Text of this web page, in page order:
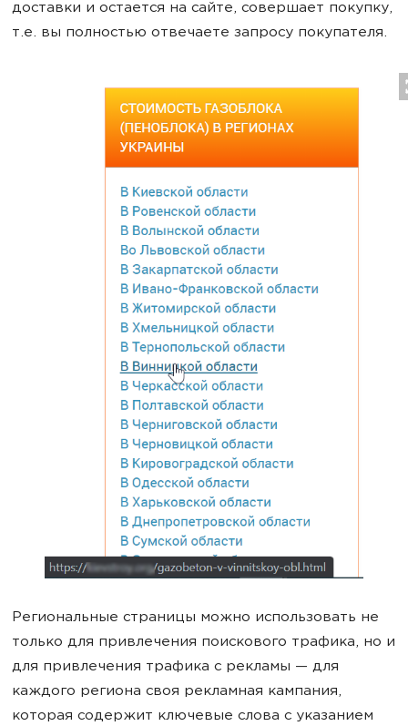
доставки и остается на сайте, совершает покупку,
т.е. вы полностью отвечаете запросу покупателя.
Региональные страницы можно использовать не
только для привлечения поискового трафика, но и
для привлечения трафика с рекламы — для
каждого региона своя рекламная кампания,
которая содержит ключевые слова с указанием